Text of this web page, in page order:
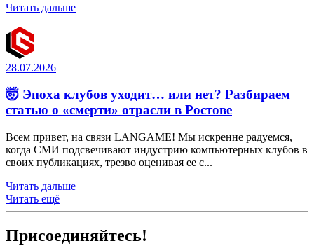
Читать дальше
28.07.2026
🤯 Эпоха клубов уходит… или нет? Разбираем
статью о «смерти» отрасли в Ростове
Всем привет, на связи LANGAME! Мы искренне радуемся,
когда СМИ подсвечивают индустрию компьютерных клубов в
своих публикациях, трезво оценивая ее с...
Читать дальше
Читать ещё
Присоединяйтесь!